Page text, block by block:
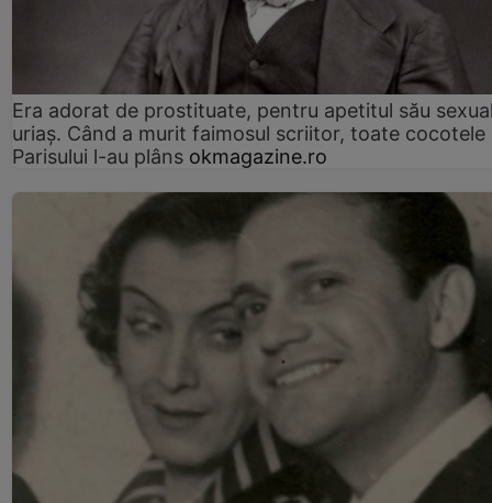
Era adorat de prostituate, pentru apetitul său
uriaș. Când a murit faimosul scriitor, toate cocotele
Parisului l-au plâns okmagazine.ro